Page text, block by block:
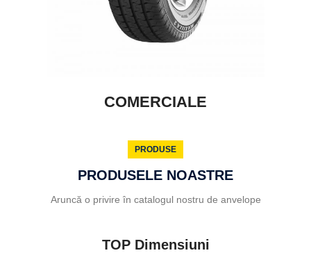
COMERCIALE
PRODUSE
PRODUSELE NOASTRE
Aruncă o privire în catalogul nostru de anvelope
TOP Dimensiuni